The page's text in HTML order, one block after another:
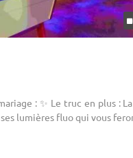
: ✨ Le truc en plus :
lumières fluo qui vous